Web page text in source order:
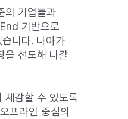
의 기업들과
기반으로
니다. 나아가
을 선도해 나갈
체감할 수 있도록
프라인 중심의